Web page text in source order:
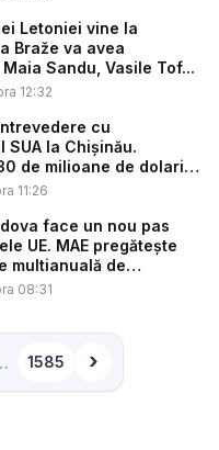
Letoniei vine la
Braže va avea
Sandu, Vasile Tof...
12:32
cu
la Chișinău.
de milioane de dolari
11:26
face un nou pas
UE. MAE pregătește
multianuală de
08:31
1585 Înainte
›